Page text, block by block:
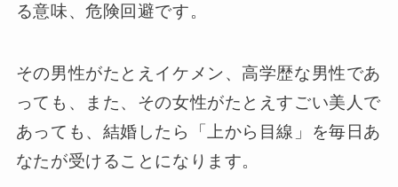
る意味、危険回避です。
その男性がたとえイケメン、高学歴な男性であ
っても、また、その女性がたとえすごい美人で
あっても、結婚したら「上から目線」を毎日あ
なたが受けることになります。